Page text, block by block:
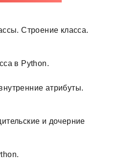
Строение класса.
в Python.
атрибуты.
и дочерние